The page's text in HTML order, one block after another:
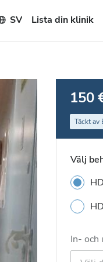
SV Lista din klinik
150
Täckt av
Välj
In- och